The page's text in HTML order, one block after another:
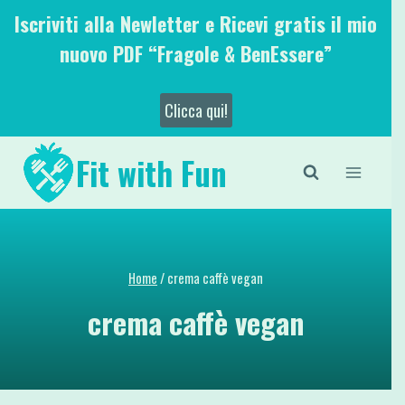
SaltaIscriviti alla Newletter e Ricevi gratis il mio
nuovo PDF “Fragole & BenEssere”
Clicca qui!
Fit with Fun
Home/crema caffè vegan
crema caffè vegan